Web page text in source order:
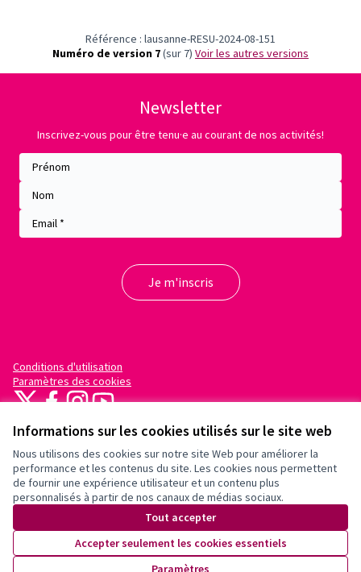
Informations sur les cookies utilisés sur le site web
Nous utilisons des cookies sur notre site Web pour améliorer la
performance et les contenus du site. Les cookies nous permettent
de fournir une expérience utilisateur et un contenu plus
personnalisés à partir de nos canaux de médias sociaux.
Tout accepter
Accepter seulement les cookies essentiels
Paramètres
Référence : lausanne-RESU-2024-08-151
Numéro de version 7(sur 7) voir les autres versions
Newsletter
Inscrivez-vous pour être tenu·e au courant de nos activités!
Conditions d'utilisation
Paramètres des cookies
X
FacebookInstagram
YouTube
(Lien externe)
Site réalisé grâce aulogiciel libre
Decidim
(Lien externe)
.
Un espace démocratique pour vos